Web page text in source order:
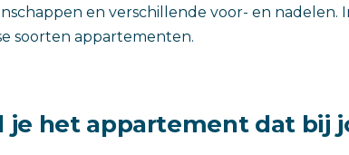
en verschillende voor- en nadelen.
soorten appartementen.
je het appartement dat bij